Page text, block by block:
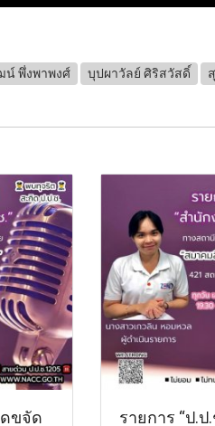
พึ่งพาพงศ์ บุปผาวัลย์ ศิริสวัสดิ์
ดขจัด รายการ “ป.